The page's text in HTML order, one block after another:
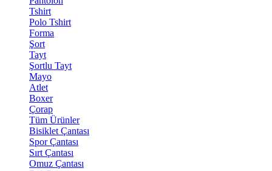
Tshirt
Polo Tshirt
Forma
Şort
Tayt
Şortlu Tayt
Mayo
Atlet
Boxer
Çorap
Tüm Ürünler
Bisiklet Çantası
Spor Çantası
Sırt Çantası
Omuz Çantası